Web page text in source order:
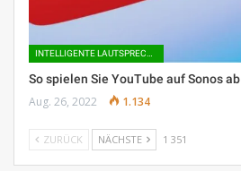
So spielen Sie YouTube auf Sonos ab
Aug. 26, 2022 1.134
ZURÜCK NÄCHSTE 1 351